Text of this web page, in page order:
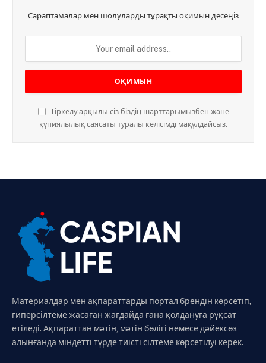
Сараптамалар мен шолуларды тұрақты оқимын десеңіз
Тіркелу арқылы сіз біздің шарттарымызбен және
құпиялылық саясаты туралы келісімді мақұлдайсыз.
Материалдар мен ақпараттарды портал брендін көрсетіп,
гиперсілтеме жасаған жағдайда ғана қолдануға рұқсат
етіледі. Ақпараттан мәтін, мәтін бөлігі немесе дәйексөз
алынғанда міндетті түрде тиісті сілтеме көрсетілуі керек.